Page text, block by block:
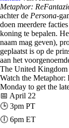
Metaphor:
achter de Persona-
doen meerdere
koning te bepalen.
naam mag geven),
geplaatst is op de
aan het
The United Kingdom
Watch the Metaphor:
Monday to get the
📅 April 22
🕒 3pm PT
🕕 6pm ET